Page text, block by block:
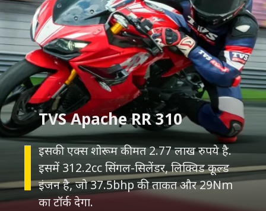
इसकी एक्स शोरूम कीमत 2.77 लाख रुपये है.
इसमें 312.2cc सिंगल-सिलेंडर, लिक्विड कूल्ड
इंजन है, जो 37.5bhp की ताकत और 29Nm
काटॉर्कदेगा.
TVS Apache RR 310